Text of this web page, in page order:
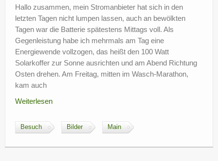
Hallo zusammen, mein Stromanbieter hat sich in den
letzten Tagen nicht lumpen lassen, auch an bewölkten
Tagen war die Batterie spätestens Mittags voll. Als
Gegenleistung habe ich mehrmals am Tag eine
Energiewende vollzogen, das heißt den 100 Watt
Solarkoffer zur Sonne ausrichten und am Abend Richtung
Osten drehen. Am Freitag, mitten im Wasch-Marathon,
kam auch
Weiterlesen
Besuch Bilder Main